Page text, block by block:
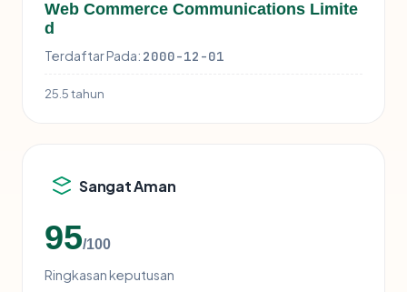
Web Commerce Communications Limite
d
Terdaftar Pada: 2000-12-01
25.5 tahun
Sangat Aman
95/100
Ringkasan keputusan